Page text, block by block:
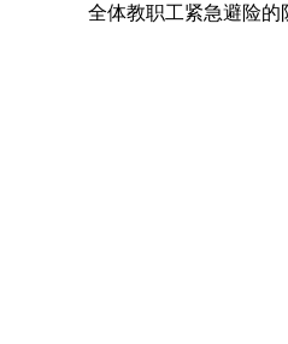
全体教职工紧急避险